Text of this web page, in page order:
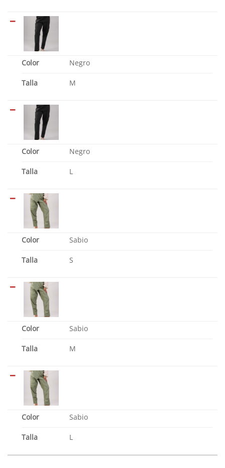
Color Negro
Talla M
Color Negro
Talla L
Color Sabio
Talla S
Color Sabio
Talla M
Color Sabio
Talla L